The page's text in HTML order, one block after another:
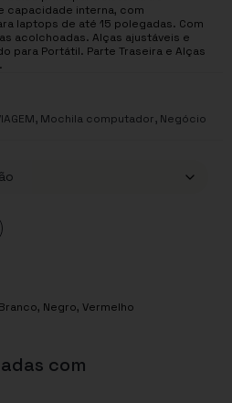
capacidade interna, com
laptops de até 15 polegadas. Com
acolchoadas. Alças ajustáveis e
para Portátil. Parte Traseira e Alças
, Mochila computador, Negócio
, Negro, Vermelho
com